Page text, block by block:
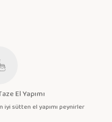
El Yapımı
iyi sütten el yapımı peynirler